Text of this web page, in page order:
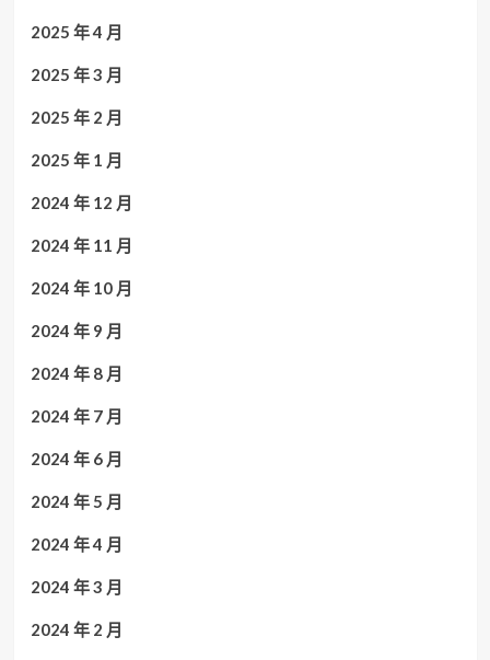
2025 年 4 月
2025 年 3 月
2025 年 2 月
2025 年 1 月
2024 年 12 月
2024 年 11 月
2024 年 10 月
2024 年 9 月
2024 年 8 月
2024 年 7 月
2024 年 6 月
2024 年 5 月
2024 年 4 月
2024 年 3 月
2024 年 2 月